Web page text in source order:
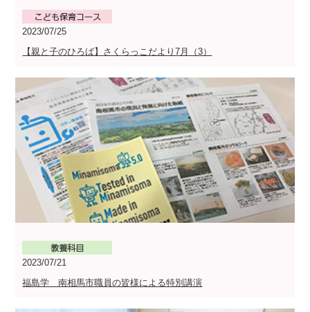
2023/07/25
【親と子のひろば】さくらっこだより7月（3）
2023/07/21
福島学 南相馬市職員の皆様による特別講演